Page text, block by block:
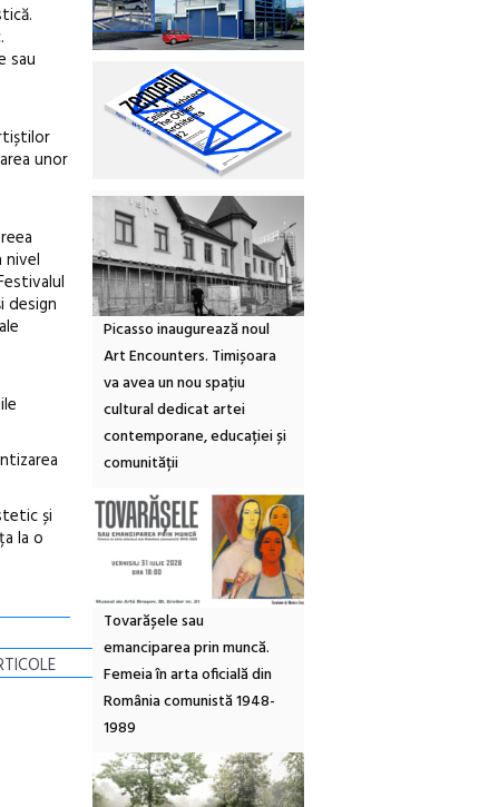
sau
unor
nivel
design
și
la o
Picasso inaugurează noul
Art Encounters. Timișoara
va avea un nou spațiu
cultural dedicat artei
contemporane, educației și
comunității
Tovarășele sau
emanciparea prin muncă.
Femeia în arta oficială din
România comunistă 1948-
1989